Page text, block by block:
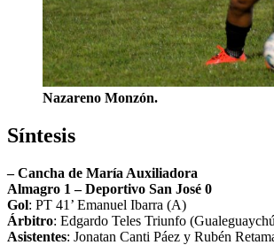
Nazareno Monzón.
Síntesis
– Cancha de María Auxiliadora
Almagro 1 – Deportivo San José 0
Gol: PT 41’ Emanuel Ibarra (A)
Árbitro: Edgardo Teles Triunfo
Asistentes: Jonatan Canti Páez y Rubén